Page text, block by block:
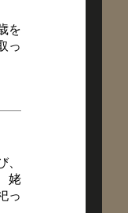
を
っ
姥
っ